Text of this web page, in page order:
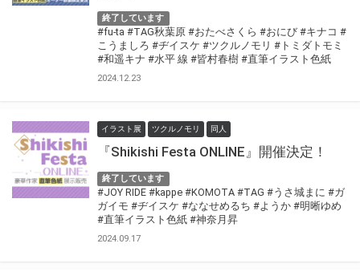
終了しています
#fu-ta #TAG秋葉原 #おたべさくら #おにび #キナコ #
こうましろ #ヂイスケ #ツクルノモリ #トミダトモミ
#和遥キナ #水平 線 #皆村春樹 #直筆イラスト色紙
2024.12.23
イラスト展 ツクルノモリ 同人
『Shikishi Festa ONLINE』開催決定！
終了しています
#JOY RIDE #kappe #KOMOTA #TAG #うさ城まに #ガ
ガイモ #ヂイスケ #ななせめるち #ようか #明晰ゆめ
#直筆イラスト色紙 #神奈月昇
2024.09.17